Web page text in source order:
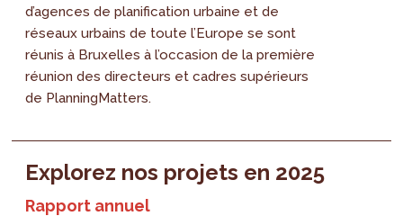
d’agences de planification urbaine et de
réseaux urbains de toute l’Europe se sont
réunis à Bruxelles à l’occasion de la première
réunion des directeurs et cadres supérieurs
de PlanningMatters.
Explorez nos projets en 2025
Rapport annuel